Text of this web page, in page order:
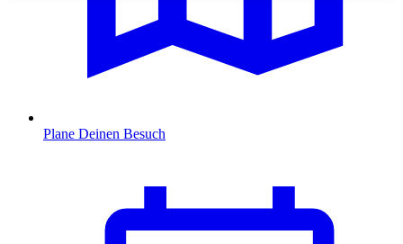
Plane Deinen Besuch